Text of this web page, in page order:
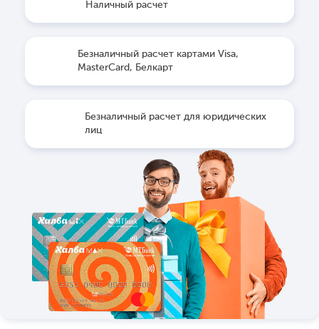
Наличный расчет
Безналичный расчет картами Visa,
MasterCard, Белкарт
Безналичный расчет для юридических
лиц